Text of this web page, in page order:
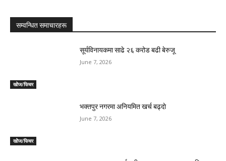
सम्वन्धित समाचारहरू
खोेज/फिचर
सूर्यविनायकमा साढे २६ करोड बढी बेरुजू
June 7, 2026
खोेज/फिचर
भक्तपुर नगरमा अनियमित खर्च बढ्दाे
June 7, 2026